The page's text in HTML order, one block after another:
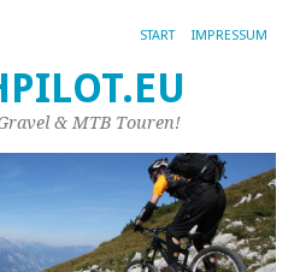
START IMPRESSUM
& MTB Touren!